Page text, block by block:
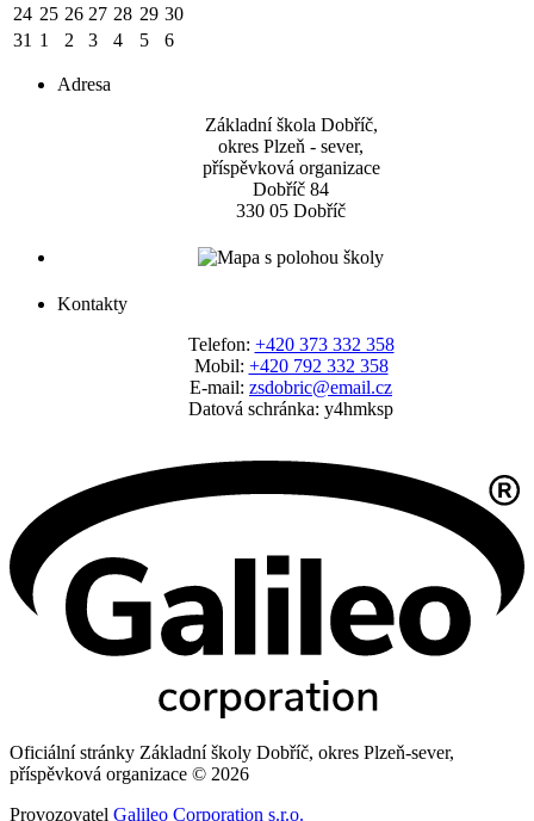
24 25 26 27 28 29 30
31 1 2 3 4 5 6
Adresa
Základní škola Dobříč,
okres Plzeň - sever,
příspěvková organizace
Dobříč 84
330 05 Dobříč
Kontakty
Telefon: +420 373 332 358
Mobil: +420 792 332 358
E-mail: zsdobric@email.cz
Datová schránka: y4hmksp
Oficiální stránky Základní školy Dobříč, okres Plzeň-sever,
příspěvková organizace © 2026
Provozovatel Galileo Corporation s.r.o.